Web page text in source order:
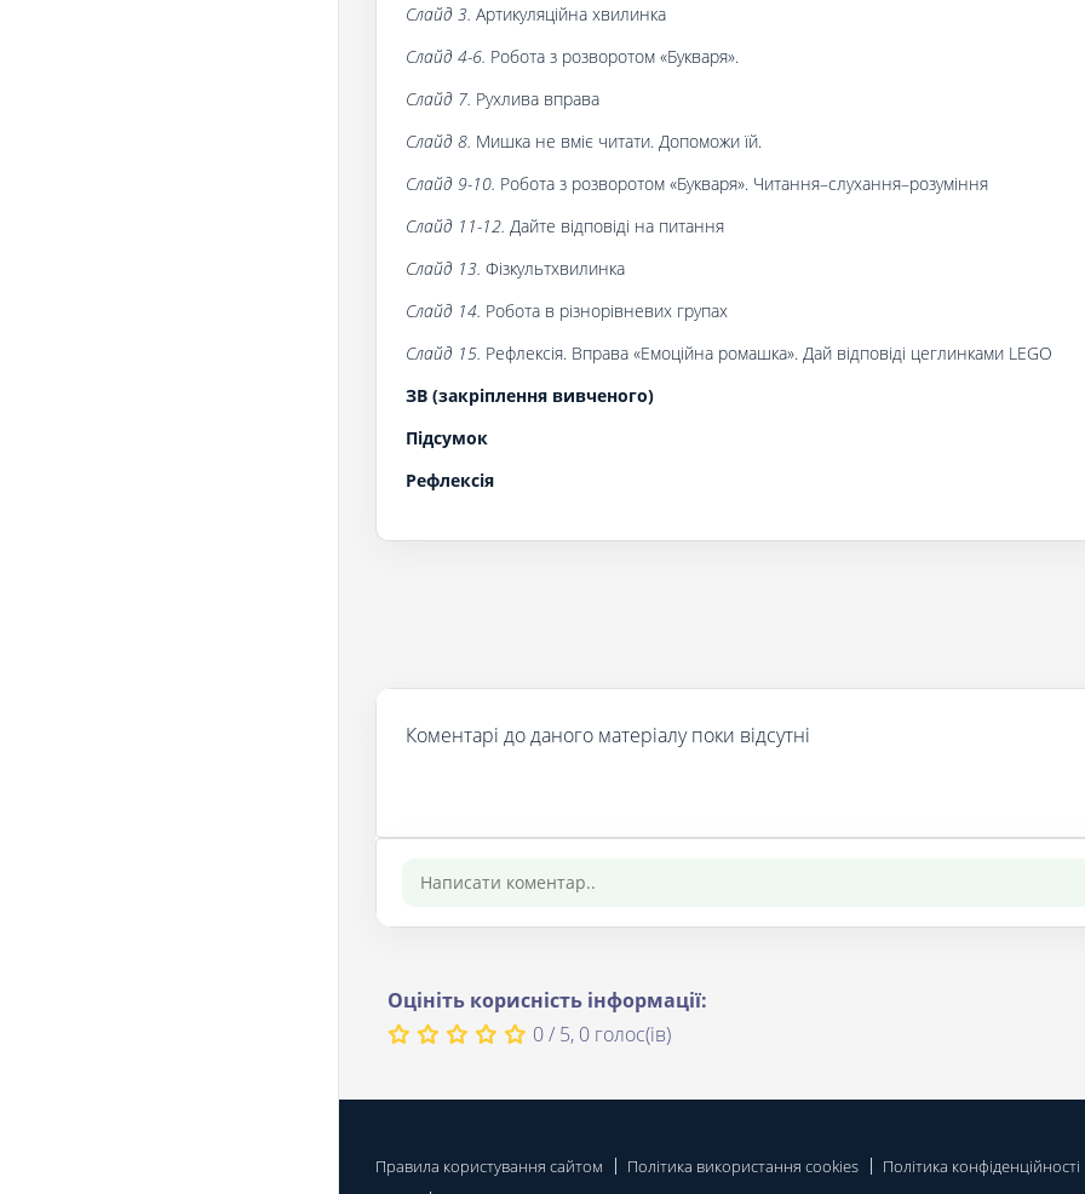
Слайд 3. Артикуляційна хвилинка
Слайд 4-6. Робота з розворотом «Букваря».
Слайд 7. Рухлива вправа
Слайд 8. Мишка не вміє читати. Допоможи їй.
Слайд 9-10. Робота з розворотом «Букваря». Читання–слухання–розуміння
Слайд 11-12. Дайте відповіді на питання
Слайд 13. Фізкультхвилинка
Слайд 14. Робота в різнорівневих групах
Слайд 15. Рефлексія. Вправа «Емоційна ромашка». Дай відповіді цеглинками LEGO
ЗВ (закріплення вивченого)
Підсумок
Рефлексія
Коментарі до даного матеріалу поки відсутні
Оцініть корисність інформації:
0 / 5, 0 голос(ів)
Правила користування сайтом Політика використання cookies Політика конфіденційності